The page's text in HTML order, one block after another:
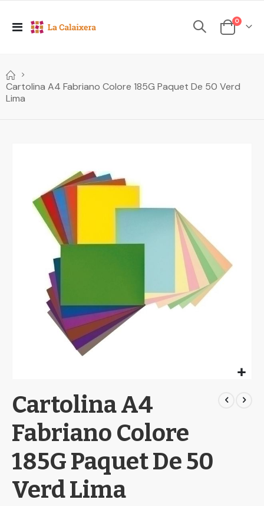
Toggle
Cesta
0elements
Cartolina A4 Fabriano Colore 185G Paquet De 50 Verd
Lima
to
the
beginning
of
images
gallery
Cartolina A4
Fabriano Colore
185G Paquet De 50
Verd Lima